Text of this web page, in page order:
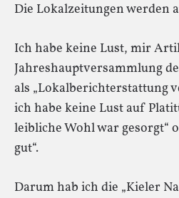
Die Lokalzeitungen werden
Ich habe keine Lust, mir
Jahreshauptversammlung
als „Lokalberichterstattung
ich habe keine Lust auf
leibliche Wohl war gesorgt“
gut“.
Darum hab ich die „Kieler